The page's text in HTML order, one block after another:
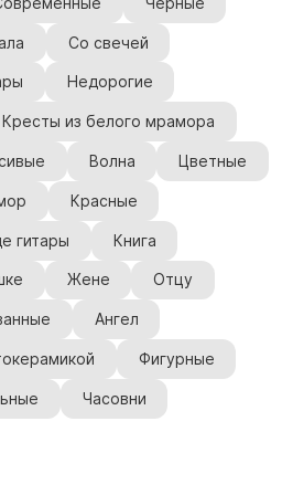
и бюсты из бронзы
памятники
с фотокерамикой
животным
младенцу
двойные
женщине
маме
жене
девушке
дочери
Со свечей
Недорогие
Кресты из белого мрамора
Волна Цветные
Красные
гитары Книга
Жене Отцу
Ангел
Фигурные
Часовни